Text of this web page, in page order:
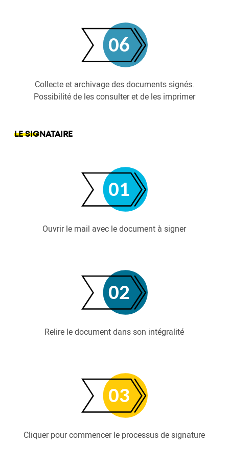
Collecte et archivage des documents signés.
Possibilité de les consulter et de les imprimer
LE SIGNATAIRE
Ouvrir le mail avec le document à signer
Relire le document dans son intégralité
Cliquer pour commencer le processus de signature